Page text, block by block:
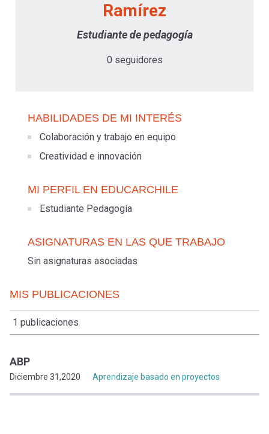
cuenta
Ramírez
Estudiante de pedagogía
0 seguidores
HABILIDADES DE MI INTERÉS
Colaboración y trabajo en equipo
Creatividad e innovación
MI PERFIL EN EDUCARCHILE
Estudiante Pedagogía
ASIGNATURAS EN LAS QUE TRABAJO
Sin asignaturas asociadas
MIS PUBLICACIONES
1 publicaciones
ABP
Diciembre 31,2020 Aprendizaje basado en proyectos